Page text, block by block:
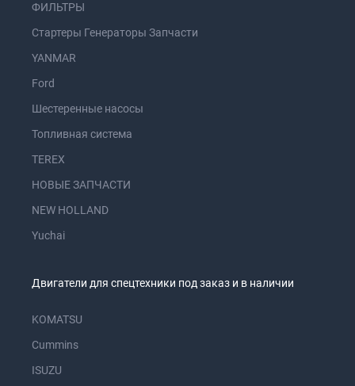
ФИЛЬТРЫ
Стартеры Генераторы Запчасти
YANMAR
Ford
Шестеренные насосы
Топливная система
TEREX
НОВЫЕ ЗАПЧАСТИ
NEW HOLLAND
Yuchai
Двигатели для спецтехники под заказ и в наличии
KOMATSU
Cummins
ISUZU